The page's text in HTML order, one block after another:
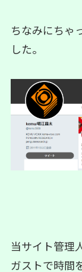
ちなみにちゃ
した。
当サイト管理
ガストで時間